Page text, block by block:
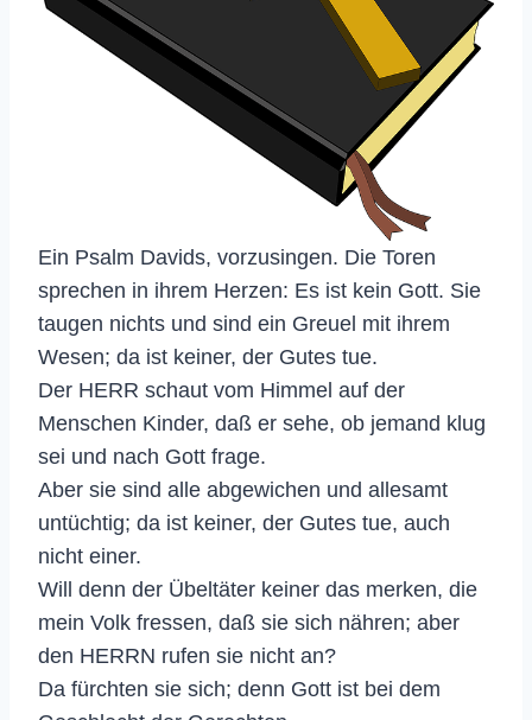
Ein Psalm Davids, vorzusingen. Die Toren
sprechen in ihrem Herzen: Es ist kein Gott. Sie
taugen nichts und sind ein Greuel mit ihrem
Wesen; da ist keiner, der Gutes tue.
Der HERR schaut vom Himmel auf der
Menschen Kinder, daß er sehe, ob jemand klug
sei und nach Gott frage.
Aber sie sind alle abgewichen und allesamt
untüchtig; da ist keiner, der Gutes tue, auch
nicht einer.
Will denn der Übeltäter keiner das merken, die
mein Volk fressen, daß sie sich nähren; aber
den HERRN rufen sie nicht an?
Da fürchten sie sich; denn Gott ist bei dem